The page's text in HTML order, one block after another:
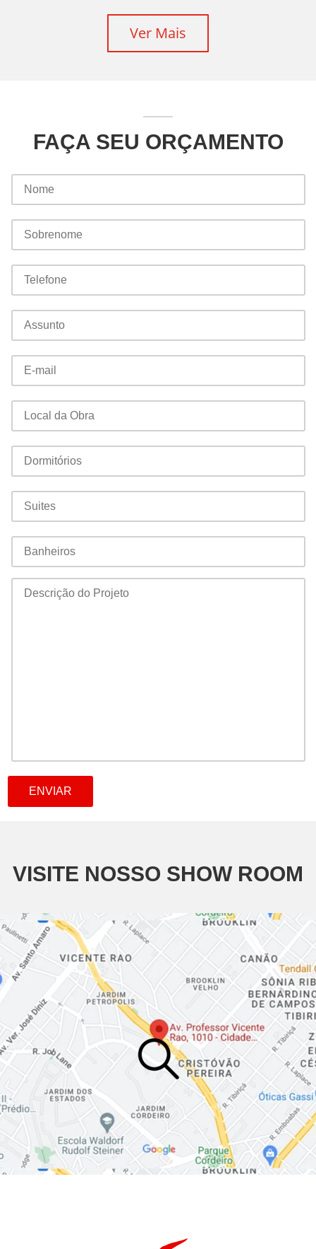
Ver Mais
FAÇA SEU ORÇAMENTO
VISITE NOSSO SHOW ROOM